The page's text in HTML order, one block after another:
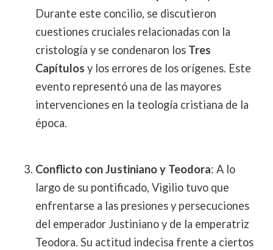
Durante este concilio, se discutieron
cuestiones cruciales relacionadas con la
cristología y se condenaron los Tres
Capítulos y los errores de los orígenes. Este
evento representó una de las mayores
intervenciones en la teología cristiana de la
época.
Conflicto con Justiniano y Teodora: A lo
largo de su pontificado, Vigilio tuvo que
enfrentarse a las presiones y persecuciones
del emperador Justiniano y de la emperatriz
Teodora. Su actitud indecisa frente a ciertos